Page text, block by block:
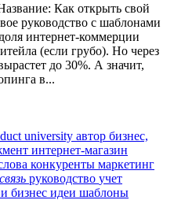
Как открыть свой
руководство с шаблонами
интернет-коммерции
(если грубо). Но через
до 30%. А значит,
в...
university автор бизнес,
интернет-магазин
конкуренты маркетинг
связь руководство учет
бизнес идеи шаблоны